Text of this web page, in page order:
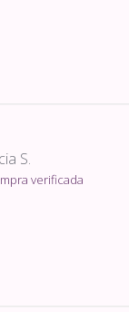
S.
verificada